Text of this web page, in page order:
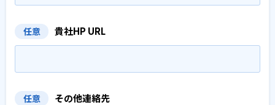
任意 貴社HP URL
任意 その他連絡先